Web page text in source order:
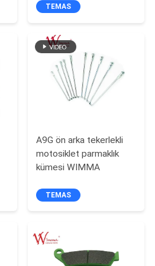
TEMAS
A9G ön arka tekerlekli
motosiklet parmaklık
kümesi WIMMA
TEMAS